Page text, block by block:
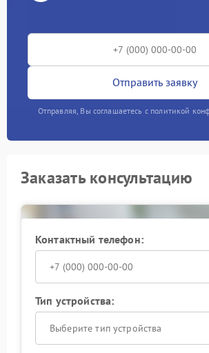
Отправить заявку
Отправляя, Вы соглашаетесь с политикой
Заказать консультацию
Контактный телефон:
Тип устройства:
Выберите тип устройства